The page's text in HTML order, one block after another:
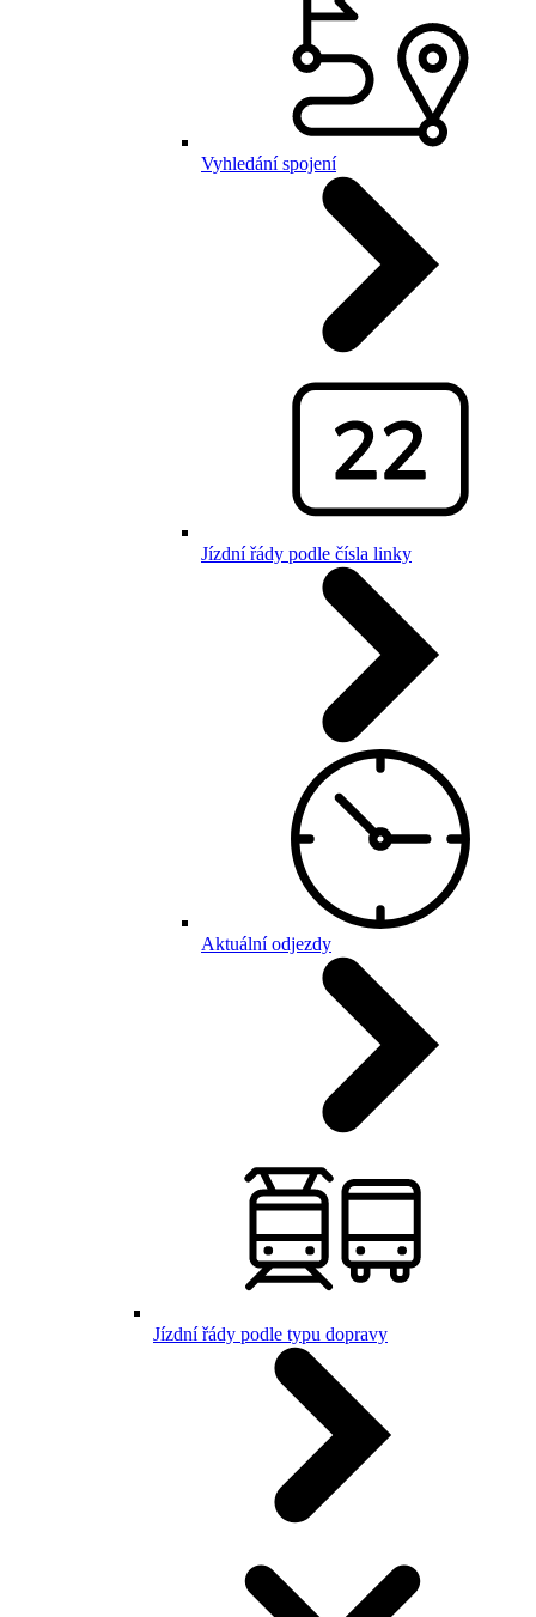
Vyhledání spojení
Jízdní řády podle čísla linky
Aktuální odjezdy
Jízdní řády podle typu dopravy